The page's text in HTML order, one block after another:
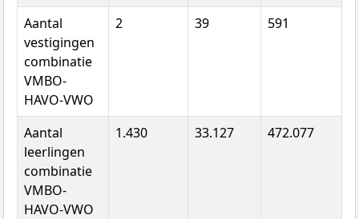
Aantal
vestigingen
combinatie
VMBO-
HAVO-VWO
2 39 591
Aantal
leerlingen
combinatie
VMBO-
HAVO-VWO
1.430 33.127 472.077